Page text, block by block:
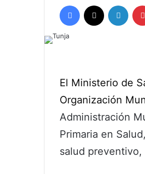
Facebook
El Ministerio de
Organización
Administración
Primaria en
salud